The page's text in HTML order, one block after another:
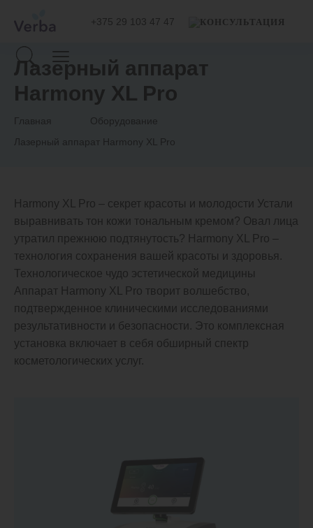
+375 29 103 47 47
Лазерный аппарат
Harmony XL Pro
Главная
Оборудование
Лазерный аппарат Harmony XL Pro
Harmony XL Pro – секрет красоты и молодости Устали
выравнивать тон кожи тональным кремом? Овал лица
утратил прежнюю подтянутость? Harmony XL Pro –
технология сохранения вашей красоты и здоровья.
Технологическое чудо эстетической медицины
Аппарат Harmony XL Pro творит волшебство,
подтвержденное клиническими исследованиями
результативности и безопасности. Это комплексная
установка включает в себя обширный спектр
косметологических услуг.